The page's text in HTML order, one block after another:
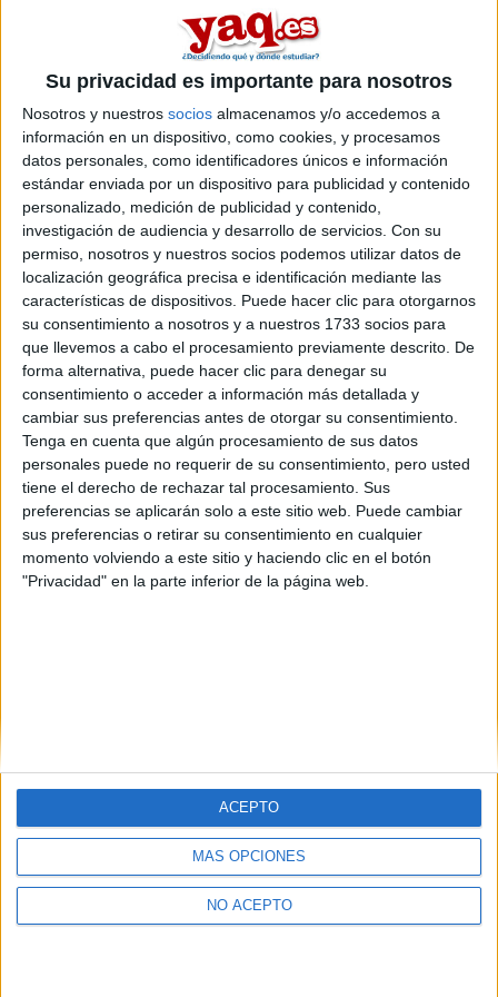
Su privacidad es importante para nosotros
Nosotros y nuestros socios almacenamos y/o accedemos a
información en un dispositivo, como cookies, y procesamos
datos personales, como identificadores únicos e información
estándar enviada por un dispositivo para publicidad y contenido
personalizado, medición de publicidad y contenido,
investigación de audiencia y desarrollo de servicios. Con su
permiso, nosotros y nuestros socios podemos utilizar datos de
localización geográfica precisa e identificación mediante las
características de dispositivos. Puede hacer clic para otorgarnos
su consentimiento a nosotros y a nuestros 1733 socios para
que llevemos a cabo el procesamiento previamente descrito. De
forma alternativa, puede hacer clic para denegar su
consentimiento o acceder a información más detallada y
cambiar sus preferencias antes de otorgar su consentimiento.
Tenga en cuenta que algún procesamiento de sus datos
personales puede no requerir de su consentimiento, pero usted
tiene el derecho de rechazar tal procesamiento. Sus
preferencias se aplicarán solo a este sitio web. Puede cambiar
sus preferencias o retirar su consentimiento en cualquier
momento volviendo a este sitio y haciendo clic en el botón
"Privacidad" en la parte inferior de la página web.
MÁS OPCIONES
NO ACEPTO
ACEPTO
3 comentarios
Informatica en la UPC
CATxD 11/06/2011
Hola, me gustaría que alguien que haya estudiado Informática en
la Universidad Politécnica de Catalunya me diera información
sobre la carrera y la universidad. Se agradecerá una opinión
personal. Muchas gracias.
La investigación no ha
mejorado en las
universidades
María del Río 25/05/2011
A pesar de que los gastos de investigación en España se han
incrementado, las universidades no han mejorado los servicios
internos de apoyo a la investigación. Así lo indica un estudio
publicado en la revistaThe Service Industries Journalen el que
las públicas salen mejor paradas que las privadas.
Quiénes somos|Contactar|Anúnciate
Politica de privacidad|Condiciones generales
de cookies
Compás Mediterráneo S.L.
Madrid [ESPAÑA] - Tel. +34 91 593 2767